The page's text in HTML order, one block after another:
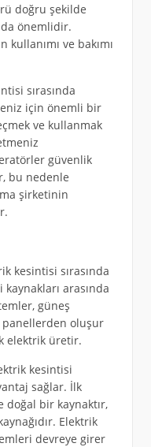
doğru şekilde
da önemlidir.
ve bakımı
sırasında
için önemli bir
ve kullanmak
güvenlik
bu nedenle
şirketinin
kesintisi sırasında
arasında
güneş
oluşur
elektrik üretir.
kesintisi
sağlar. İlk
doğal bir kaynaktır,
Elektrik
devreye girer